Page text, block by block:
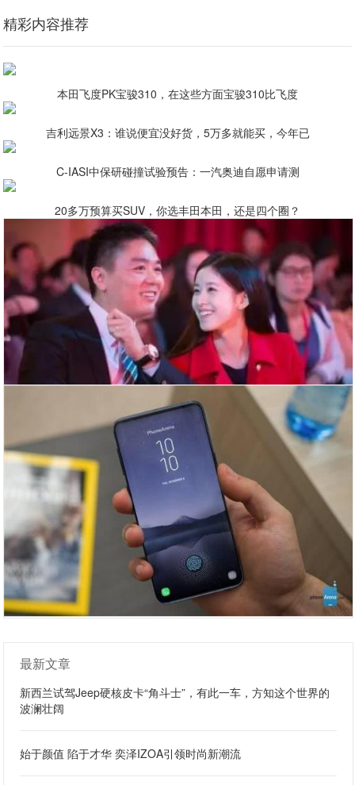
精彩内容推荐
本田飞度PK宝骏310，在这些方面宝骏310比飞度
吉利远景X3：谁说便宜没好货，5万多就能买，今年已
C-IASI中保研碰撞试验预告：一汽奥迪自愿申请测
20多万预算买SUV，你选丰田本田，还是四个圈？
最新文章
新西兰试驾Jeep硬核皮卡“角斗士”，有此一车，方知这个世界的
波澜壮阔
始于颜值 陷于才华 奕泽IZOA引领时尚新潮流